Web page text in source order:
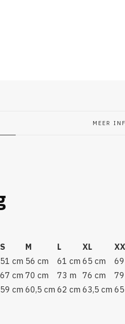
MEER
S M L XL
51 cm 56 cm 61 cm 65 cm
67 cm 70 cm 73 m 76 cm
59 cm 60,5 cm 62 cm 63,5 cm